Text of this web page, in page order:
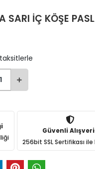
SARI İÇ KÖŞE
Güvenli
256bit SSL Sertifikası